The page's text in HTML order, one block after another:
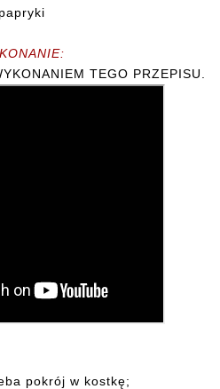
papryki
TEGO PRZEPISU.
pokrój w kostkę;